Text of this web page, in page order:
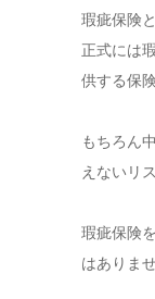
瑕疵保険
正式には
供する保
もちろん
えないリ
瑕疵保険
はありま